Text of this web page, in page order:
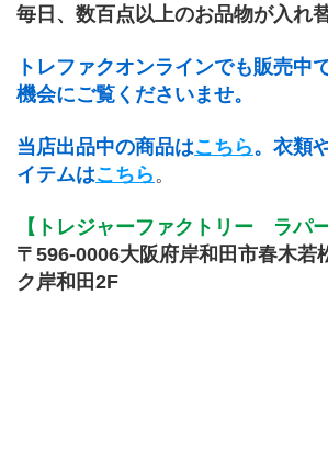
毎日、数百点以上のお品物が入れ
トレファクオンラインでも販売中
機会にご覧くださいませ。
当店出品中の商品はこちら 。衣類
イテムはこちら 。
【トレジャーファクトリー　ラパ
〒596-0006大阪府岸和田市春木若
ク岸和田2F